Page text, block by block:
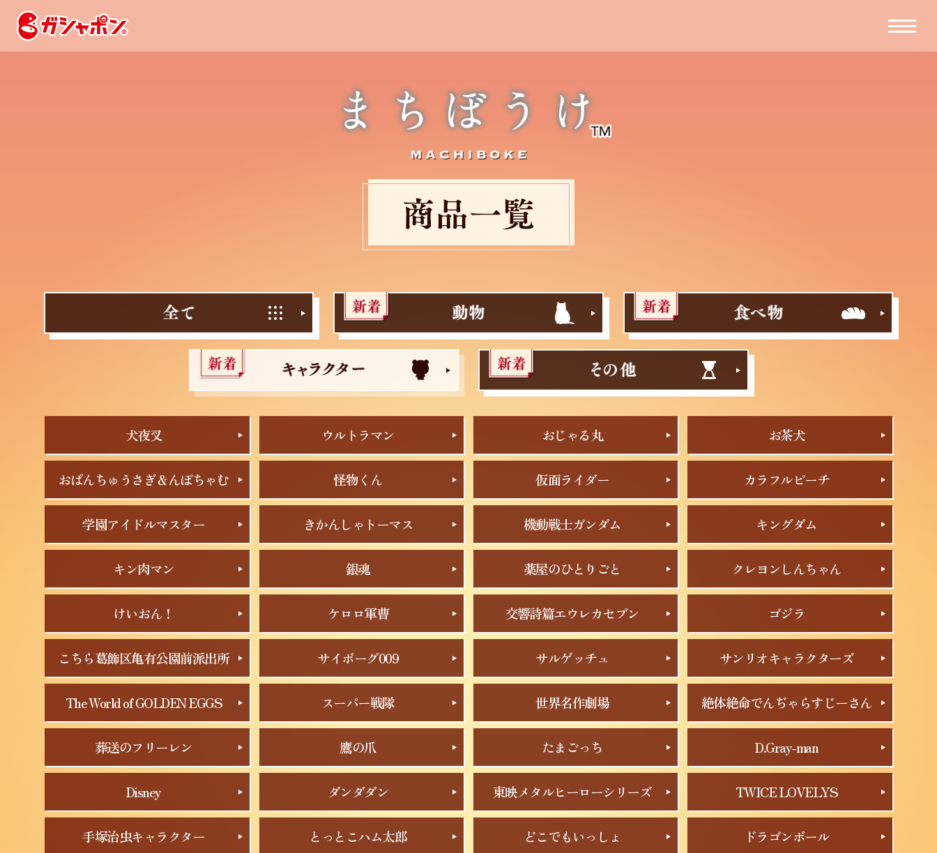
犬夜叉 ウルトラマン おじゃる丸 お茶犬
おぱんちゅうさぎ＆んぽちゃむ 怪物くん 仮面ライダー カラフルピーチ
学園アイドルマスター きかんしゃトーマス 機動戦士ガンダム キングダム
キン肉マン 銀魂 薬屋のひとりごと クレヨンしんちゃん
けいおん！ ケロロ軍曹 交響詩篇エウレカセブン ゴジラ
こちら葛飾区亀有公園前派出所 サイボーグ009 サルゲッチュ サンリオキャラクターズ
The World of GOLDEN EGGS スーパー戦隊 世界名作劇場 絶体絶命でんぢゃらすじーさん
葬送のフリーレン 鷹の爪 たまごっち D.Gray-man
Disney ダンダダン 東映メタルヒーローシリーズ TWICE LOVELYS
手塚治虫キャラクター とっとこハム太郎 どこでもいっしょ ドラゴンボール